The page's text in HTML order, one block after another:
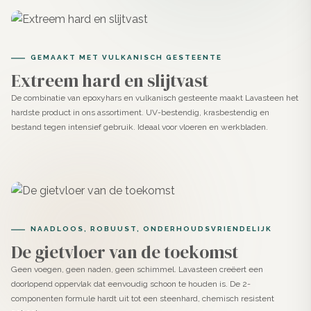
Dankzij de neutrale tint van Seakale en de technische
kracht van Lavasteen is dit product bijzonder geschikt
voor ruimtes waar rust en functionaliteit samenkomen.
Ideaal voor vloeren, wanden, meubels en trappen in
Bestand tegen water en intensief gebruik. Dus
Hecht op ondergronden zoals beton, cement, tegels
(met primer), gips, hout of MDF.
GEMAAKT MET VULKANISCH GESTEENTE
Extreem hard en slijtvast
De combinatie van epoxyhars en vulkanisch gesteente maakt Lavasteen het
hardste product in ons assortiment. UV-bestendig, krasbestendig en
bestand tegen intensief gebruik. Ideaal voor vloeren en werkbladen.
NAADLOOS, ROBUUST, ONDERHOUDSVRIENDELIJK
De gietvloer van de toekomst
Geen voegen, geen naden, geen schimmel. Lavasteen creëert een
doorlopend oppervlak dat eenvoudig schoon te houden is. De 2-
componenten formule hardt uit tot een steenhard, chemisch resistent